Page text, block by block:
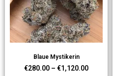
Blaue Mystikerin
€280.00 – €1,120.00